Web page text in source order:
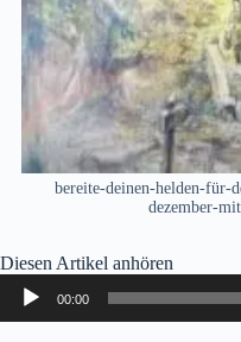
bereite-deinen-helden-für-
dezember-
Diesen Artikel anhören
Audio-
Player
00:00